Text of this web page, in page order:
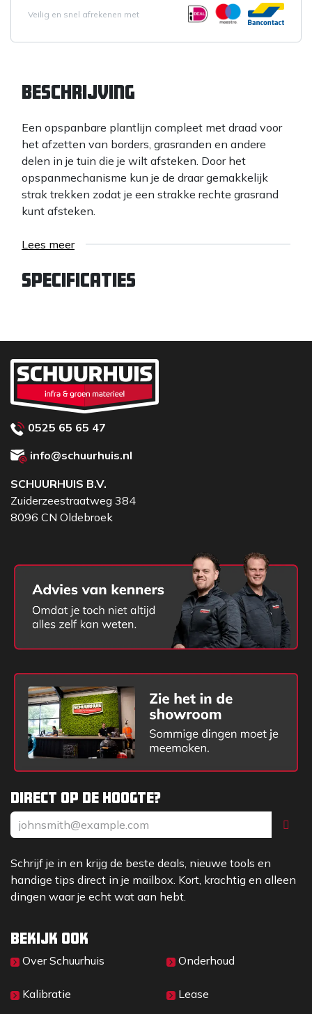
Veilig en snel afrekenen met
Beschrijving
Een opspanbare plantlijn compleet met draad voor
het afzetten van borders, grasranden en andere
delen in je tuin die je wilt afsteken. Door het
opspanmechanisme kun je de draar gemakkelijk
strak trekken zodat je een strakke rechte grasrand
kunt afsteken.
Lees meer
Specificaties
Direct op de hoogte?
Schrijf je in en krijg de beste deals, nieuwe tools en
handige tips direct in je mailbox. Kort, krachtig en alleen
dingen waar je echt wat aan hebt.
Bekijk ook
Over Sc​huurhuis
Kalibratie
Onderhoud
Lease
0525 65 65 47
info@schuurhuis.nl
SCHUURHUIS B.V.
Zuiderzeestraatweg 384
8096 CN Oldebroek